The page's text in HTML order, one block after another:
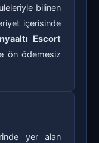
bilinen
içerisinde
Escort
ön ödemesiz
yer alan